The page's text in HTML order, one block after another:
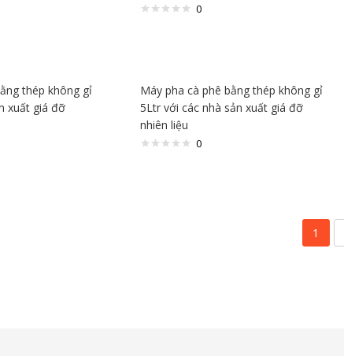
0
thép không gỉ
xuất giá đỡ
Máy pha cà phê bằng thép không gỉ
5Ltr với các nhà sản xuất giá đỡ
nhiên liệu
0
1